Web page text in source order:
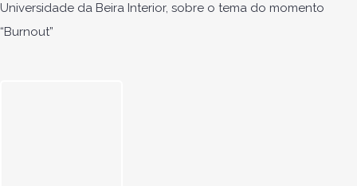
Universidade da Beira Interior, sobre o tema do momento
“Burnout”